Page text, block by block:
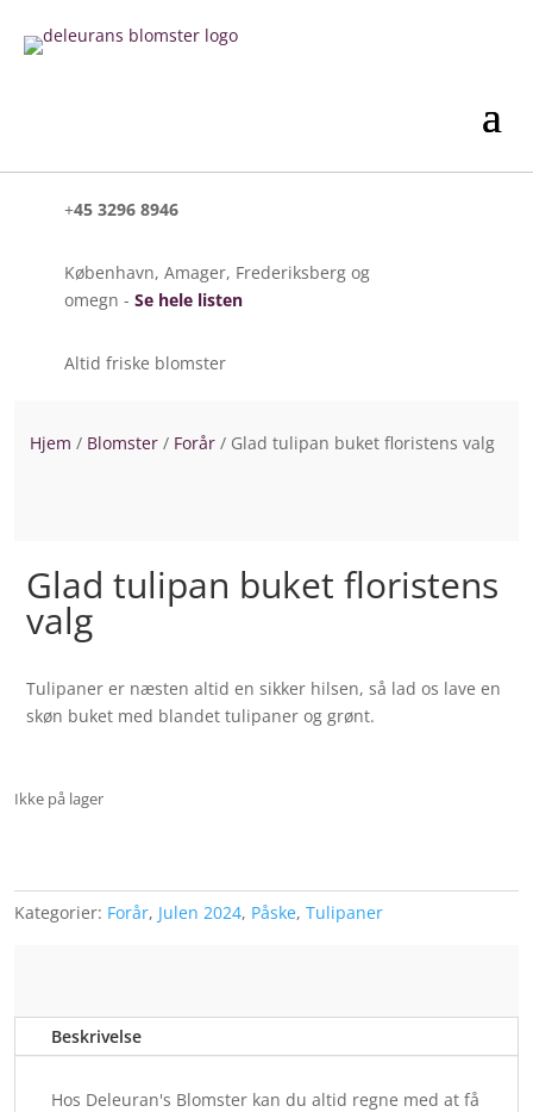
+45 3296 8946
København, Amager, Frederiksberg og
omegn - Se hele listen
Altid friske blomster
Hjem / Blomster / Forår / Glad tulipan buket floristens valg
Glad tulipan buket floristens
valg
Tulipaner er næsten altid en sikker hilsen, så lad os lave en
skøn buket med blandet tulipaner og grønt.
Ikke på lager
Kategorier: Forår, Julen 2024, Påske, Tulipaner
Beskrivelse
Hos Deleuran's Blomster kan du altid regne med at få